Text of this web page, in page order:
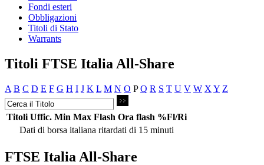
Fondi esteri
Obbligazioni
Titoli di Stato
Warrants
Titoli FTSE Italia All-Share
A B C D E F G H I J K L M N O PQ R S T U V W X Y Z
Titoli Uffic. Min Max Flash Ora flash %Fl/Ri
Dati di borsa italiana ritardati di 15 minuti
FTSE Italia All-Share